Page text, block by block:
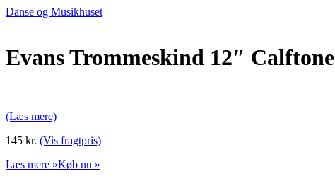
Danse og Musikhuset
Evans Trommeskind 12″ Calftone
(Læs mere)
145 kr. (Vis fragtpris)
Læs mere »Køb nu »